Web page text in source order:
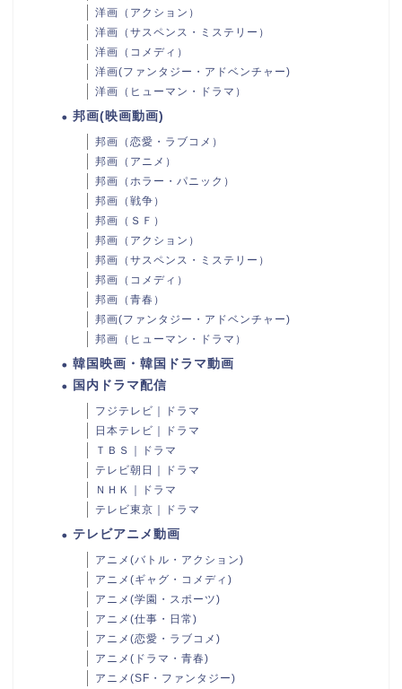
洋画（アクション）
洋画（サスペンス・ミステリー）
洋画（コメディ）
洋画(ファンタジー・アドベンチャー)
洋画（ヒューマン・ドラマ）
邦画(映画動画)
邦画（恋愛・ラブコメ）
邦画（アニメ）
邦画（ホラー・パニック）
邦画（戦争）
邦画（ＳＦ）
邦画（アクション）
邦画（サスペンス・ミステリー）
邦画（コメディ）
邦画（青春）
邦画(ファンタジー・アドベンチャー)
邦画（ヒューマン・ドラマ）
韓国映画・韓国ドラマ動画
国内ドラマ配信
フジテレビ｜ドラマ
日本テレビ｜ドラマ
ＴＢＳ｜ドラマ
テレビ朝日｜ドラマ
ＮＨＫ｜ドラマ
テレビ東京｜ドラマ
テレビアニメ動画
アニメ(バトル・アクション)
アニメ(ギャグ・コメディ)
アニメ(学園・スポーツ)
アニメ(仕事・日常)
アニメ(恋愛・ラブコメ)
アニメ(ドラマ・青春)
アニメ(SF・ファンタジー)